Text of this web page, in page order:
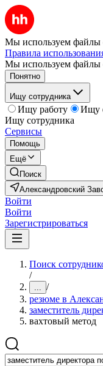
Мы используем файлы
Правила
Мы используем файлы
Понятно
Ищу сотрудника
Ищу работу
Ищу
Ищу сотрудника
Сервисы
Помощь
Ещё
Поиск
Александровский
Войти
Войти
Зарегистрироваться
Поиск
/
... /
резюме в
заместитель
вахтовый метод